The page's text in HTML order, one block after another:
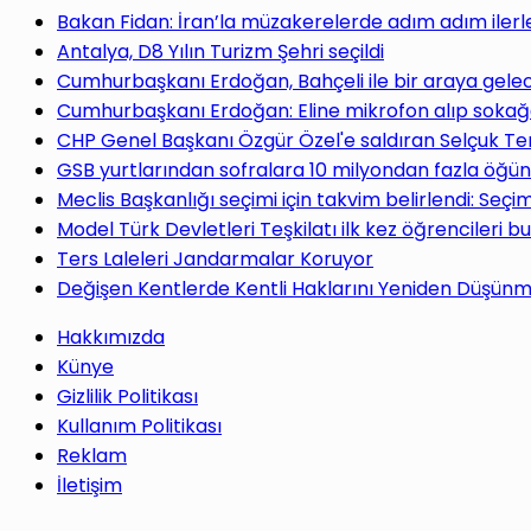
yap
...
Bakan Fidan: İran’la müzakerelerde adım adım
Antalya, D8 Yılın Turizm Şehri seçildi
Cumhurbaşkanı Erdoğan, Bahçeli ile bir araya
Cumhurbaşkanı Erdoğan: Eline mikrofon alıp
CHP Genel Başkanı Özgür Özel'e saldıran Selçuk
GSB yurtlarından sofralara 10 milyondan fazla öğün
Meclis Başkanlığı seçimi için takvim belirlendi:
Model Türk Devletleri Teşkilatı ilk kez öğrencileri
Ters Laleleri Jandarmalar Koruyor
Değişen Kentlerde Kentli Haklarını Yeniden
Hakkımızda
Künye
Gizlilik Politikası
Kullanım Politikası
Reklam
İletişim